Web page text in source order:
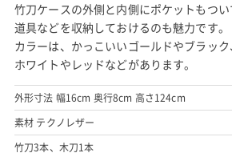
竹刀ケースの外側と内側にポケットもつ
道具などを収納しておけるのも魅力です。
カラーは、かっこいいゴールドやブラッ
ホワイトやレッドなどがあります。
外形寸法 幅16cm 奥行8cm 高さ124cm
素材 テクノレザー
竹刀3本、木刀1本